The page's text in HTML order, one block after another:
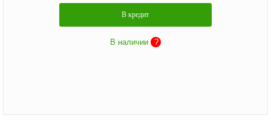
В кредит
В наличии ?